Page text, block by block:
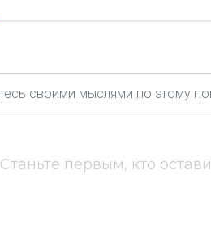
Станьте первым, кто